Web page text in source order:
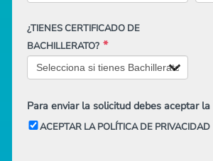
¿TIENES CERTIFICADO DE
BACHILLERATO?
Para enviar la solicitud debes aceptar la
ACEPTAR LA POLÍTICA DE PRIVACIDAD